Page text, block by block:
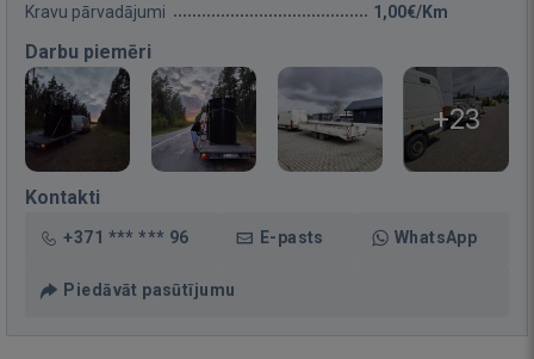
Kravu pārvadājumi 1,00€/Km
Darbu piemēri
+23
Kontakti
+371 *** *** 96 E-pasts WhatsApp
Piedāvāt pasūtījumu